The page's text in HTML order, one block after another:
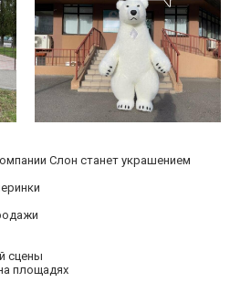
Слон станет украшением
сцены
площадях